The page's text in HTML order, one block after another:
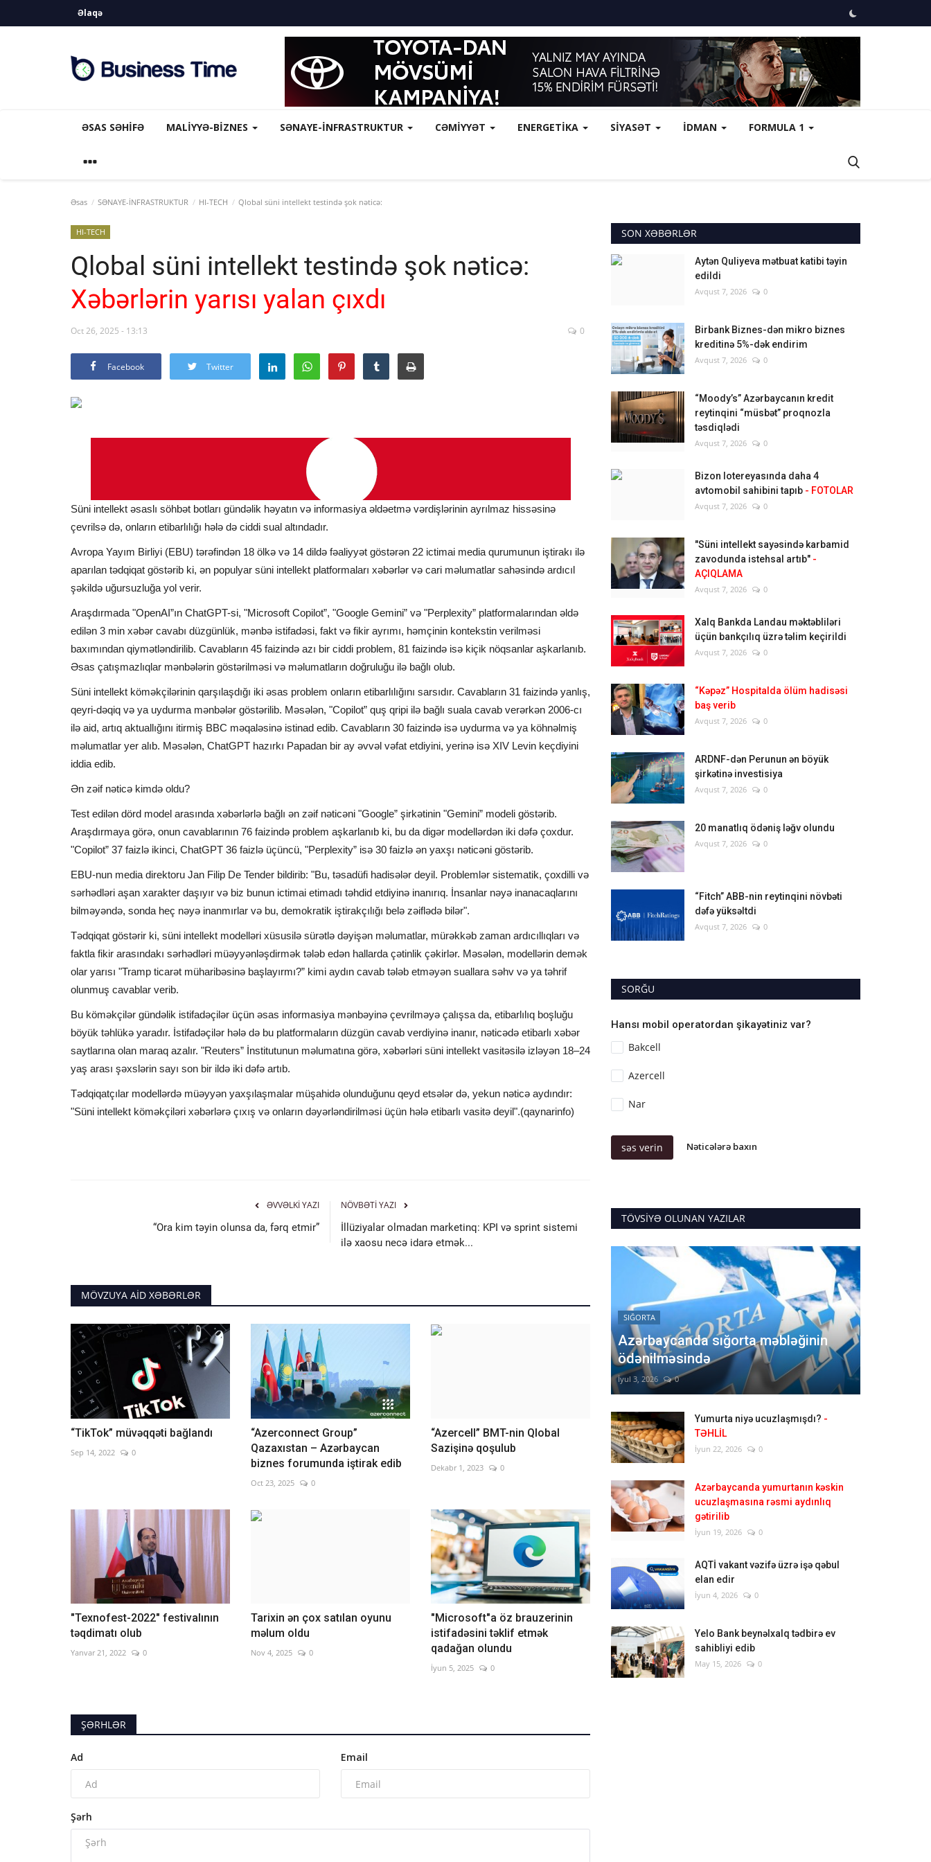
Əlaqə
ƏSAS SƏHIFƏ MALİYYƏ-BİZNES SƏNAYE-İNFRASTRUKTUR CƏMİYYƏT ENERGETİKA SİYASƏT İDMAN FORMULA 1
Əsas SƏNAYE-İNFRASTRUKTUR HI-TECH Qlobal süni intellekt testində şok nəticə:
HI-TECH
Qlobal süni intellekt testində şok nəticə:
Xəbərlərin yarısı yalan çıxdı
Oct 26, 2025 - 13:13 0
Facebook Twitter
Süni intellekt əsaslı söhbət botları gündəlik həyatın və informasiya əldəetmə vərdişlərinin ayrılmaz hissəsinə
çevrilsə də, onların etibarlılığı hələ də ciddi sual altındadır.
Avropa Yayım Birliyi (EBU) tərəfindən 18 ölkə və 14 dildə fəaliyyət göstərən 22 ictimai media qurumunun iştirakı ilə
aparılan tədqiqat göstərib ki, ən populyar süni intellekt platformaları xəbərlər və cari məlumatlar sahəsində ardıcıl
şəkildə uğursuzluğa yol verir.
Araşdırmada "OpenAI”ın ChatGPT-si, "Microsoft Copilot”, "Google Gemini” və "Perplexity” platformalarından əldə
edilən 3 min xəbər cavabı düzgünlük, mənbə istifadəsi, fakt və fikir ayrımı, həmçinin kontekstin verilməsi
baxımından qiymətləndirilib. Cavabların 45 faizində azı bir ciddi problem, 81 faizində isə kiçik nöqsanlar aşkarlanıb.
Əsas çatışmazlıqlar mənbələrin göstərilməsi və məlumatların doğruluğu ilə bağlı olub.
Süni intellekt köməkçilərinin qarşılaşdığı iki əsas problem onların etibarlılığını sarsıdır. Cavabların 31 faizində yanlış,
qeyri-dəqiq və ya uydurma mənbələr göstərilib. Məsələn, "Copilot” quş qripi ilə bağlı suala cavab verərkən 2006-cı
ilə aid, artıq aktuallığını itirmiş BBC məqaləsinə istinad edib. Cavabların 30 faizində isə uydurma və ya köhnəlmiş
məlumatlar yer alıb. Məsələn, ChatGPT hazırkı Papadan bir ay əvvəl vəfat etdiyini, yerinə isə XIV Levin keçdiyini
iddia edib.
Ən zəif nəticə kimdə oldu?
Test edilən dörd model arasında xəbərlərlə bağlı ən zəif nəticəni "Google” şirkətinin "Gemini” modeli göstərib.
Araşdırmaya görə, onun cavablarının 76 faizində problem aşkarlanıb ki, bu da digər modellərdən iki dəfə çoxdur.
"Copilot” 37 faizlə ikinci, ChatGPT 36 faizlə üçüncü, "Perplexity” isə 30 faizlə ən yaxşı nəticəni göstərib.
EBU-nun media direktoru Jan Filip De Tender bildirib: "Bu, təsadüfi hadisələr deyil. Problemlər sistematik, çoxdilli və
sərhədləri aşan xarakter daşıyır və biz bunun ictimai etimadı təhdid etdiyinə inanırıq. İnsanlar nəyə inanacaqlarını
bilməyəndə, sonda heç nəyə inanmırlar və bu, demokratik iştirakçılığı belə zəiflədə bilər".
Tədqiqat göstərir ki, süni intellekt modelləri xüsusilə sürətlə dəyişən məlumatlar, mürəkkəb zaman ardıcıllıqları və
faktla fikir arasındakı sərhədləri müəyyənləşdirmək tələb edən hallarda çətinlik çəkirlər. Məsələn, modellərin demək
olar yarısı "Tramp ticarət müharibəsinə başlayırmı?” kimi aydın cavab tələb etməyən suallara səhv və ya təhrif
olunmuş cavablar verib.
Bu köməkçilər gündəlik istifadəçilər üçün əsas informasiya mənbəyinə çevrilməyə çalışsa da, etibarlılıq boşluğu
böyük təhlükə yaradır. İstifadəçilər hələ də bu platformaların düzgün cavab verdiyinə inanır, nəticədə etibarlı xəbər
saytlarına olan maraq azalır. "Reuters” İnstitutunun məlumatına görə, xəbərləri süni intellekt vasitəsilə izləyən 18–24
yaş arası şəxslərin sayı son bir ildə iki dəfə artıb.
Tədqiqatçılar modellərdə müəyyən yaxşılaşmalar müşahidə olunduğunu qeyd etsələr də, yekun nəticə aydındır:
"Süni intellekt köməkçiləri xəbərlərə çıxış və onların dəyərləndirilməsi üçün hələ etibarlı vasitə deyil".(qaynarinfo)
ƏVVƏLKI YAZI
“Ora kim təyin olunsa da, fərq etmir”
NÖVBƏTI YAZI
İllüziyalar olmadan marketinq: KPI və sprint sistemi
ilə xaosu necə idarə etmək...
MÖVZUYA AID XƏBƏRLƏR
“TikTok” müvəqqəti bağlandı
Sep 14, 2022 0
“Azerconnect Group”
Qazaxıstan – Azərbaycan
biznes forumunda iştirak edib
Oct 23, 2025 0
“Azercell” BMT-nin Qlobal
Sazişinə qoşulub
Dekabr 1, 2023 0
"Texnofest-2022" festivalının
təqdimatı olub
Yanvar 21, 2022 0
Tarixin ən çox satılan oyunu
məlum oldu
Nov 4, 2025 0
"Microsoft"a öz brauzerinin
istifadəsini təklif etmək
qadağan olundu
İyun 5, 2025 0
ŞƏRHLƏR
Ad Email
Şərh
SON XƏBƏRLƏR
Aytən Quliyeva mətbuat katibi təyin
edildi
Avqust 7, 2026 0
Birbank Biznes-dən mikro biznes
kreditinə 5%-dək endirim
Avqust 7, 2026 0
“Moody’s” Azərbaycanın kredit
reytinqini “müsbət” proqnozla
təsdiqlədi
Avqust 7, 2026 0
Bizon lotereyasında daha 4
avtomobil sahibini tapıb - FOTOLAR
Avqust 7, 2026 0
"Süni intellekt sayəsində karbamid
zavodunda istehsal artıb" -
AÇIQLAMA
Avqust 7, 2026 0
Xalq Bankda Landau məktəbliləri
üçün bankçılıq üzrə təlim keçirildi
Avqust 7, 2026 0
“Kəpəz” Hospitalda ölüm hadisəsi
baş verib
Avqust 7, 2026 0
ARDNF-dən Perunun ən böyük
şirkətinə investisiya
Avqust 7, 2026 0
20 manatlıq ödəniş ləğv olundu
Avqust 7, 2026 0
“Fitch” ABB-nin reytinqini növbəti
dəfə yüksəltdi
Avqust 7, 2026 0
SORĞU
Hansı mobil operatordan şikayətiniz var?
Bakcell
Azercell
Nar
səs verin Nəticələrə baxın
TÖVSIYƏ OLUNAN YAZILAR
SIĞORTA
Azərbaycanda sığorta məbləğinin
ödənilməsində
İyul 3, 2026 0
Yumurta niyə ucuzlaşmışdı? -
TƏHLİL
İyun 22, 2026 0
Azərbaycanda yumurtanın kəskin
ucuzlaşmasına rəsmi aydınlıq
gətirilib
İyun 19, 2026 0
AQTİ vakant vəzifə üzrə işə qəbul
elan edir
İyun 4, 2026 0
Yelo Bank beynəlxalq tədbirə ev
sahibliyi edib
May 15, 2026 0